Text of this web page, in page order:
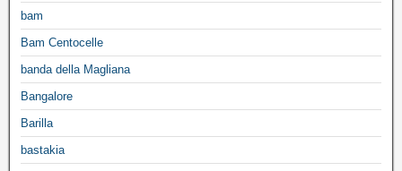
bam
Bam Centocelle
banda della Magliana
Bangalore
Barilla
bastakia